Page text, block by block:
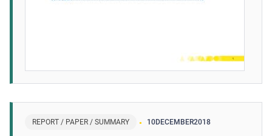
REPORT / PAPER / SUMMARY 10DECEMBER2018